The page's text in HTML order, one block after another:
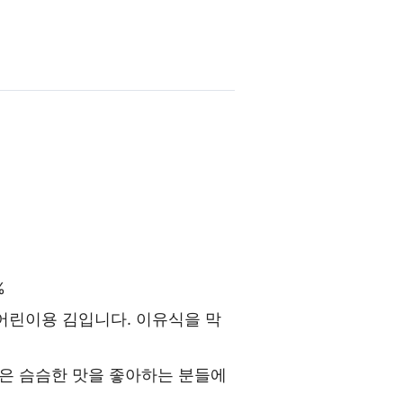
린이용 김입니다. 이유식을 막
슴슴한 맛을 좋아하는 분들에